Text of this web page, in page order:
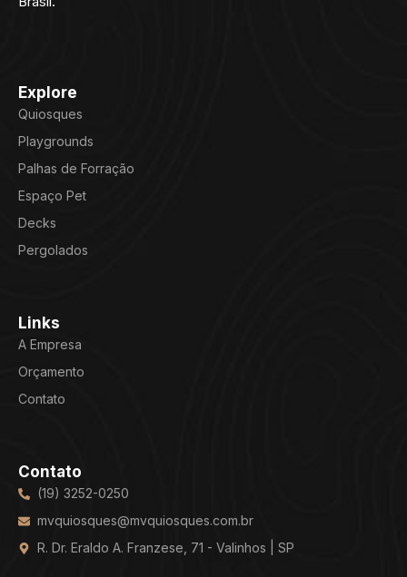
Explore
Quiosques
Playgrounds
Palhas de Forração
Espaço Pet
Decks
Pergolados
Links
A Empresa
Orçamento
Contato
Contato
(19) 3252-0250
mvquiosques@mvquiosques.com.br
R. Dr. Eraldo A. Franzese, 71 - Valinhos | SP